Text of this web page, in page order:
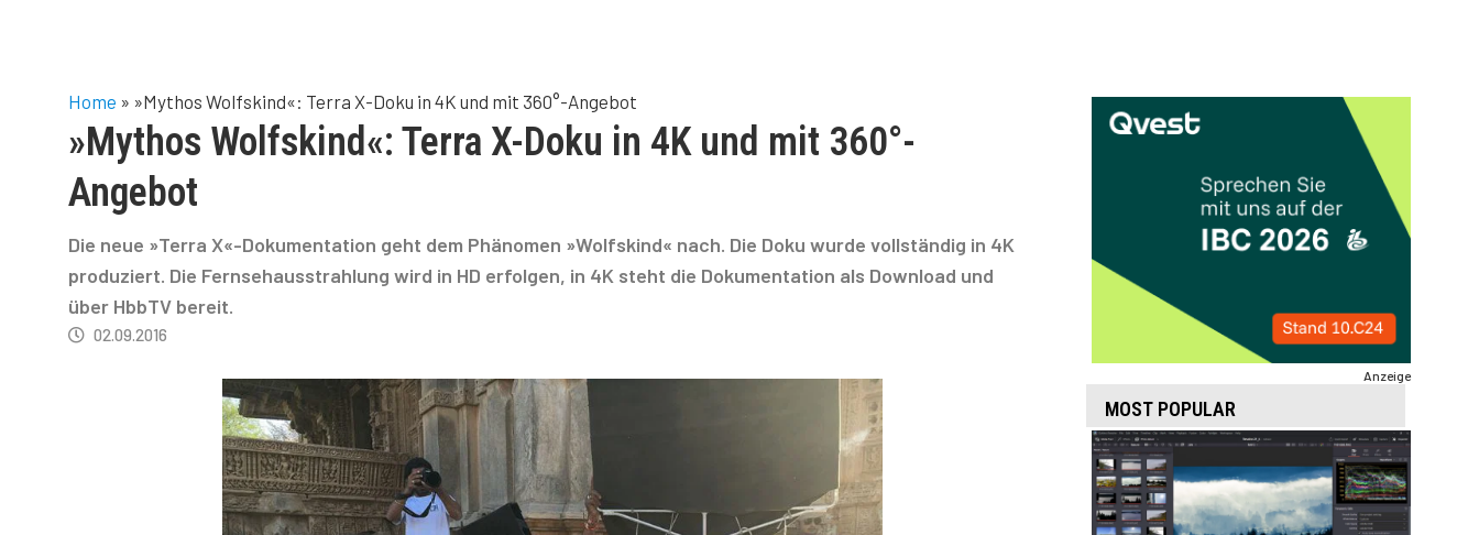
Home » »Mythos Wolfskind«: Terra X-Doku in 4K und mit 360°-Angebot
»Mythos Wolfskind«: Terra X-Doku in 4K und mit 360°-
Angebot
Die neue »Terra X«-Dokumentation geht dem Phänomen »Wolfskind« nach. Die Doku wurde vollständig in 4K
produziert. Die Fernsehausstrahlung wird in HD erfolgen, in 4K steht die Dokumentation als Download und
über HbbTV bereit.
02.09.2016
Anzeige
MOST POPULAR